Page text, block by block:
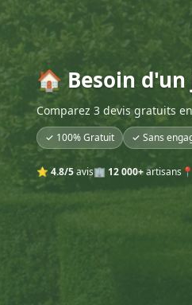
🏠 Besoin
Comparez 3 devis gratuits
✓ 100% Gratuit ✓ Sans
⭐ 4.8/5avis🏢 12 000+artisans 📍